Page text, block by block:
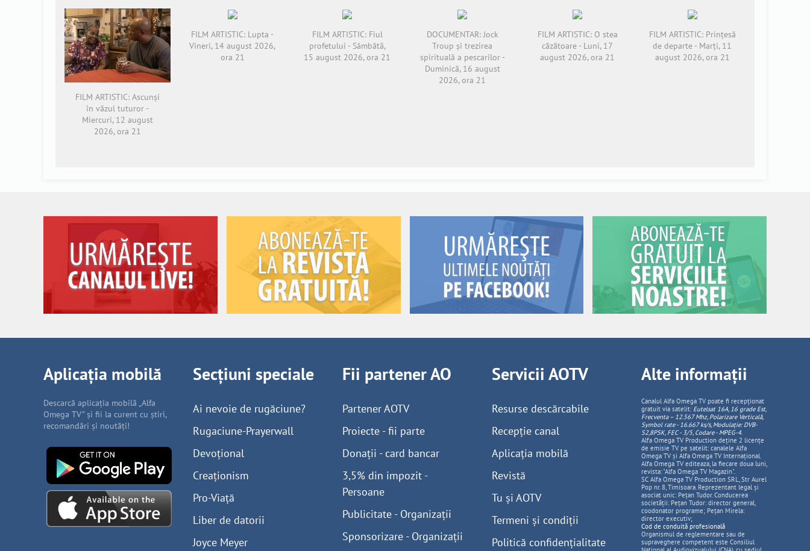
FILM ARTISTIC: Ascunși
în văzul tuturor -
Miercuri, 12 august
2026, ora 21
FILM ARTISTIC: Lupta -
Vineri, 14 august 2026,
ora 21
FILM ARTISTIC: Fiul
profetului - Sâmbătă,
15 august 2026, ora 21
DOCUMENTAR: Jock
Troup și trezirea
spirituală a pescarilor -
Duminică, 16 august
2026, ora 21
FILM ARTISTIC: O stea
căzătoare - Luni, 17
august 2026, ora 21
FILM ARTISTIC: Prințesă
de departe - Marți, 11
august 2026, ora 21
Aplicația mobilă
Descarcă aplicația mobilă „Alfa
Omega TV” și fii la curent cu știri,
recomandări și noutăți!
Secțiuni speciale
Ai nevoie de rugăciune?
Rugaciune-Prayerwall
Devoțional
Creaționism
Pro-Viață
Liber de datorii
Joyce Meyer
Fii partener AO
Partener AOTV
Proiecte - fii parte
Donații - card bancar
3,5% din impozit -
Persoane
Publicitate - Organizații
Sponsorizare - Organizații
Servicii AOTV
Resurse descărcabile
Recepție canal
Aplicația mobilă
Revistă
Tu și AOTV
Termeni și condiții
Politică confidențialitate
Alte informații
Canalul Alfa Omega TV poate fi recepționat
gratuit via satelit: Eutelsat 16A, 16 grade Est,
Frecventa – 12.567 Mhz, PolarizareVerticală,
Symbol rate - 16.667 ks/s, Modulație: DVB-
S2,8PSK, FEC - 3/5, Codare - MPEG-4.
Alfa Omega TV Production deține 2 licențe
de emisie TV pe satelit: canalele Alfa
Omega TV și Alfa Omega TV Internațional.
Alfa Omega TV editeaza, la fiecare doua luni,
revista: "Alfa Omega TV Magazin".
SC Alfa Omega TV Production SRL, Str Aurel
Pop nr. 8, Timisoara. Reprezentant legal și
asociat unic: Pețan Tudor. Conducerea
societății: Pețan Tudor: director general,
coodonator programe; Pețan Mirela:
director executiv;
Cod de conduită profesională
Organismul de reglementare sau de
supraveghere competent este Consiliul